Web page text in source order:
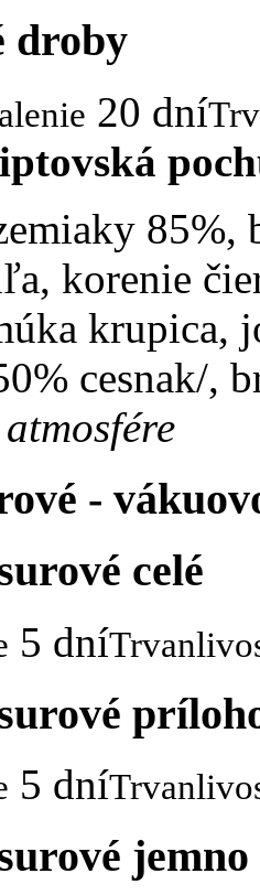
droby
20 dní
85%,
korenie
krupica,
cesnak/,
-
celé
5 dní
5 dní